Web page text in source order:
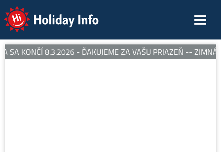
Holiday Info
SA KONČÍ 8.3.2026 - ĎAKUJEME ZA VAŠU PRIAZEŇ -- ZIMNÁ